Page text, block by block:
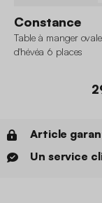
Constance
Table à manger
d'hévéa 6 places
Article
Un service